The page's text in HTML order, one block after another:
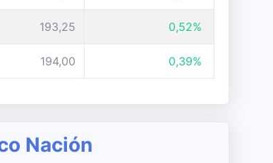
193,25 0,52%
194,00 0,39%
Nación